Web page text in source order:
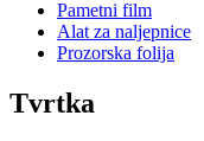
Pametni film
Alat za naljepnice
Prozorska folija
Tvrtka